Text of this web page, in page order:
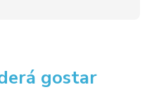
gostar